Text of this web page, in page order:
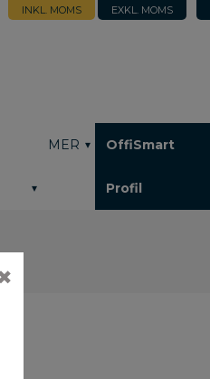
INKL. MOMS EXKL. MOMS
MER OffiSmart
Profil